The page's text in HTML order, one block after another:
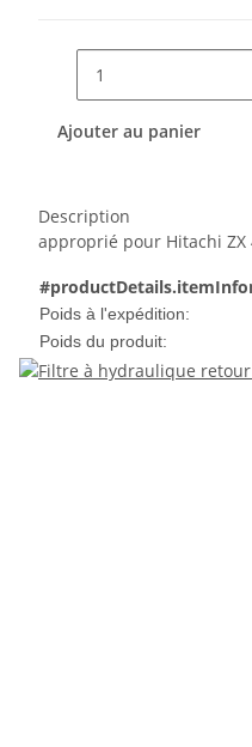
Ajouter au panier
Description
approprié pour Hitachi ZX
Poids à l'expédition:
Poids du produit: